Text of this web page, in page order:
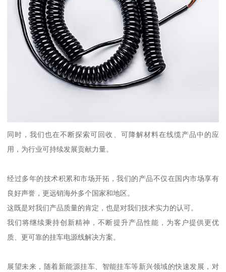
同时，我们也在不断探索可回收、可降解材料在线缆产品中的应
用，为行业可持续发展贡献力量。
经过多年的技术积累和市场开拓，我们的产品不仅在国内市场享有
良好声誉，更远销海外多个国家和地区。
这既是对我们产品质量的肯定，也是对我们技术实力的认可。
我们将继续秉持创新精神，不断提升产品性能，为客户提供更优
质、更可靠的挂车电源线解决方案。
展望未来，随着新能源挂车、智能挂车等新兴领域的快速发展，对